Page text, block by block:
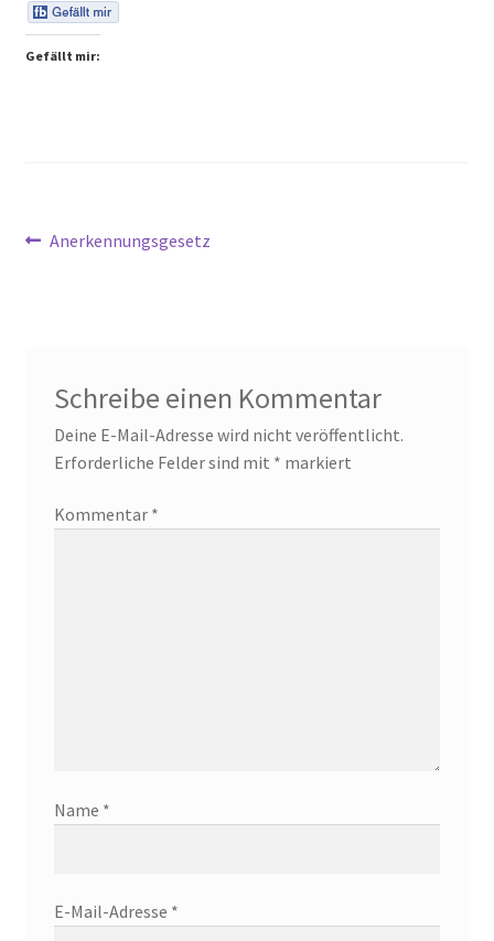
Peps Gedanken
Gefällt mir:
Beitragsnavigation
Vorheriger
Anerkennungsgesetz
Schreibe einen Kommentar
Deine E-Mail-Adresse wird nicht veröffentlicht.
Erforderliche Felder sind mit * markiert
Kommentar *
Name *
E-Mail-Adresse *